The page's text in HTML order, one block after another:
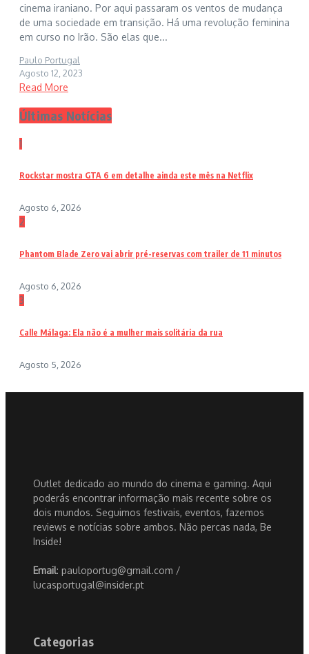
cinema iraniano. Por aqui passaram os ventos de mudança
de uma sociedade em transição. Há uma revolução feminina
em curso no Irão. São elas que...
Paulo Portugal
Agosto 12, 2023
Read More
Últimas Notícias
1
Rockstar mostra GTA 6 em detalhe ainda este mês na Netflix
Agosto 6, 2026
2
Phantom Blade Zero vai abrir pré-reservas com trailer de 11 minutos
Agosto 6, 2026
3
Calle Málaga: Ela não é a mulher mais solitária da rua
Agosto 5, 2026
Outlet dedicado ao mundo do cinema e gaming. Aqui
poderás encontrar informação mais recente sobre os
dois mundos. Seguimos festivais, eventos, fazemos
reviews e notícias sobre ambos. Não percas nada, Be
Inside!
Email: pauloportug@gmail.com /
lucasportugal@insider.pt
Categorias